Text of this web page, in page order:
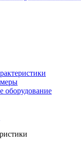
оборудование